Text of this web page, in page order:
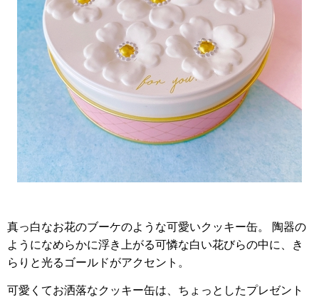
真っ白なお花のブーケのような可愛いクッキー缶。 陶器の
ようになめらかに浮き上がる可憐な白い花びらの中に、き
らりと光るゴールドがアクセント。
可愛くてお洒落なクッキー缶は、ちょっとしたプレゼント